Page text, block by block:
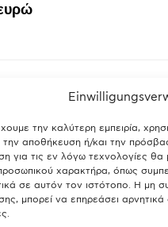
την καλύτερη εμπειρία,
την αποθήκευση ή/και την
για τις εν λόγω τεχνολογίες θα
χαρακτήρα, όπως
σε αυτόν τον ιστότοπο. Η μη
μπορεί να επηρεάσει αρνητικά
Θύελλα χτυπά
ισχυρούς
25.03.2026